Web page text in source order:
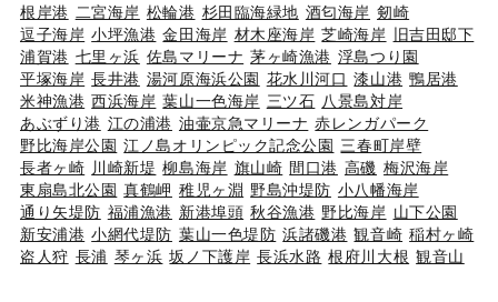
根岸港 二宮海岸 松輪港 杉田臨海緑地 酒匂海岸 剱崎
逗子海岸 小坪漁港 金田海岸 材木座海岸 芝崎海岸 旧吉田邸下
浦賀港 七里ヶ浜 佐島マリーナ 茅ヶ崎漁港 浮島つり園
平塚海岸 長井港 湯河原海浜公園 花水川河口 漆山港 鴨居港
米神漁港 西浜海岸 葉山一色海岸 三ツ石 八景島対岸
あぶずり港 江の浦港 油壷京急マリーナ 赤レンガパーク
野比海岸公園 江ノ島オリンピック記念公園 三春町岸壁
長者ヶ崎 川崎新堤 柳島海岸 旗山崎 間口港 高磯 梅沢海岸
東扇島北公園 真鶴岬 稚児ヶ淵 野島沖堤防 小八幡海岸
通り矢堤防 福浦漁港 新港埠頭 秋谷漁港 野比海岸 山下公園
新安浦港 小網代堤防 葉山一色堤防 浜諸磯港 観音崎 稲村ヶ崎
盗人狩 長浦 琴ヶ浜 坂ノ下護岸 長浜水路 根府川大根 観音山